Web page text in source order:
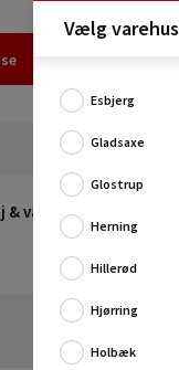
værksted
Vælg varehus
Esbjerg
Gladsaxe
Glostrup
Herning
Hillerød
Hjørring
Holbæk